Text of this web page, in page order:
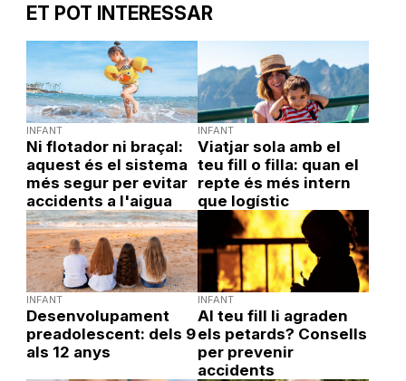
ET POT INTERESSAR
INFANT
Ni flotador ni braçal:
aquest és el sistema
més segur per evitar
accidents a l'aigua
INFANT
Viatjar sola amb el
teu fill o filla: quan el
repte és més intern
que logístic
INFANT
Desenvolupament
preadolescent: dels 9
als 12 anys
INFANT
Al teu fill li agraden
els petards? Consells
per prevenir
accidents